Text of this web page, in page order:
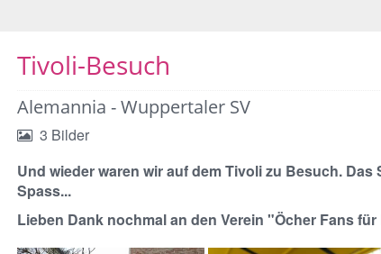
Tivoli-Besuch
Alemannia - Wuppertaler SV
3 Bilder
Und wieder waren wir auf dem Tivoli zu Besuch.
Spass...
Lieben Dank nochmal an den Verein "Öcher Fans